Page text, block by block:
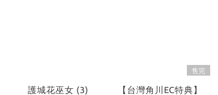
護城花巫女 (3)
售完
【台灣角川EC特典】